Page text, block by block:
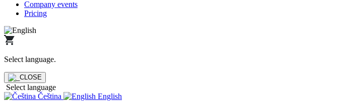
Company events
Pricing
Select language.
Select language
Čeština
English